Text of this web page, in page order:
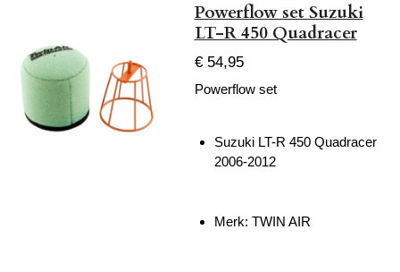
Powerflow set Suzuki
LT-R 450 Quadracer
€ 54,95
Powerflow set
Suzuki LT-R 450 Quadracer
2006-2012
Merk: TWIN AIR